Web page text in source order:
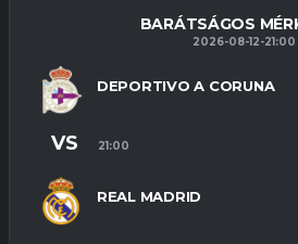
BARÁTSÁGOS
2026-08-12-21:00
DEPORTIVO A CORUNA
REAL MADRID
VS 21:00